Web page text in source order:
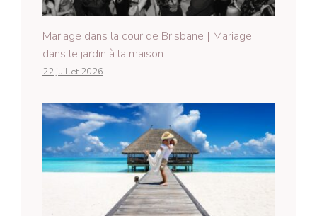
Mariage dans la cour de Brisbane | Mariage
dans le jardin à la maison
22 juillet 2026